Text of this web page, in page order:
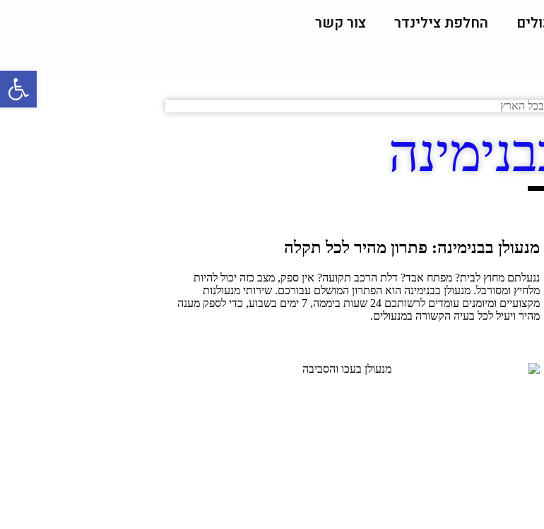
החלפת צילינדר
צור קשר
מנעולן בבנימינה: פתרון מהיר לכל תקלה
ננעלתם מחוץ לבית? מפתח אבד? דלת הרכב תקועה? אין ספק, מצב כזה יכול להיות
מלחיץ ומסורבל. מנעולן בבנימינה הוא הפתרון המושלם עבורכם. שירותי מנעולנות
מקצועיים ומיומנים עומדים לרשותכם 24 שעות ביממה, 7 ימים בשבוע, כדי לספק מענה
מהיר ויעיל לכל בעיה הקשורה במנעולים.
פתח